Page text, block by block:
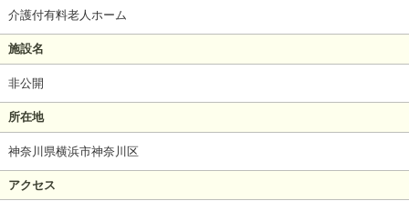
介護付有料老人ホーム
施設名
非公開
所在地
神奈川県横浜市神奈川区
アクセス